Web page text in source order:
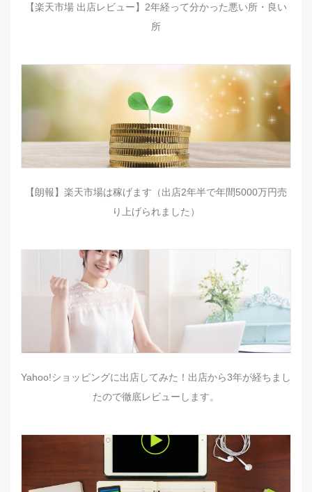
【楽天市場 出店レビュー】2年経って分かった悪い所・良い
所
【朗報】楽天市場は稼げます（出店2年半で年間5000万円売
り上げられました）
Yahoo!ショッピングに出店してみた！出店から3年が経ちまし
たので徹底レビューします。